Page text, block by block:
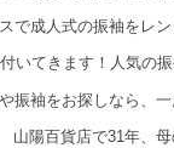
で成人式の振袖をレ
いてきます！人気の
振袖をお探しなら、
山陽百貨店で31年、